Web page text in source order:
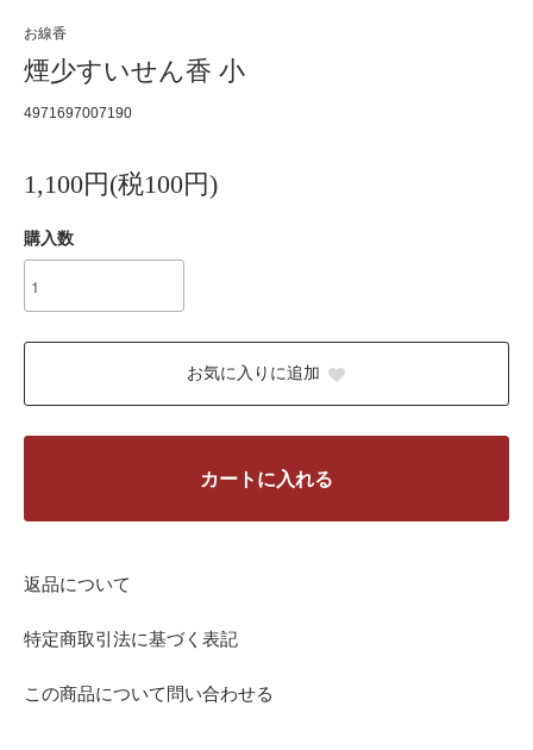
お線香
煙少すいせん香 小
4971697007190
1,100円(税100円)
購入数
お気に入りに追加
カートに入れる
返品について
特定商取引法に基づく表記
この商品について問い合わせる